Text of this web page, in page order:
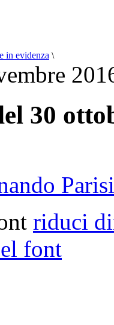
in evidenza \
30
Parisi
riduci
font